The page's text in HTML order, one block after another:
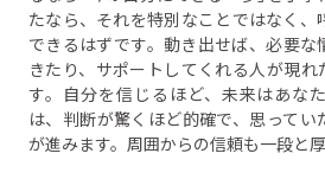
たなら、それを特別なことではなく、
できるはずです。動き出せば、必要な
きたり、サポートしてくれる人が現れ
す。自分を信じるほど、未来はあな
は、判断が驚くほど的確で、思ってい
が進みます。周囲からの信頼も一段と